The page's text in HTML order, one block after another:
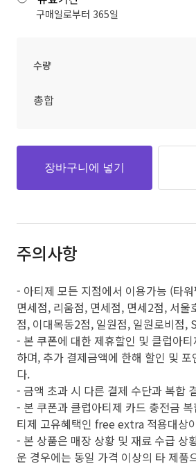
구매일로부터 365일
수량
총합
장바구니에 넣기
주의사항
- 아티제 모든 지점에서 이용가능 (타
면세점, 리움점, 면세점, 면세2점, 서울
점, 이대목동2점, 일원점, 일원로비점,
- 본 쿠폰에 대한 제휴할인 및 클럽아
하며, 추가 결제금액에 한해 할인 및
다.
- 금액 초과 시 다른 결제 수단과 복합
- 본 쿠폰과 클럽아티제 카드 충전금
티제 고유혜택인 free extra 적용대상
- 본 상품은 매장 상황 및 재료 수급 상
운 경우에는 동일 가격 이상의 타 제품